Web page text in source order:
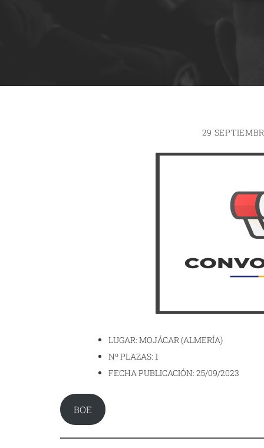
29
LUGAR: MOJÁCAR (ALMERÍA)
Nº PLAZAS: 1
FECHA PUBLICACIÓN: 25/09/2023
BOE